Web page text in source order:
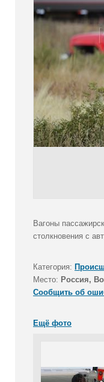
Вагоны
столкновения с
Категория:
Место: Россия,
Сообщить об
Ещё фото